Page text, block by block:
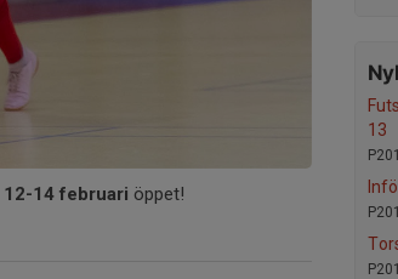
13
12-14 februari öppet!